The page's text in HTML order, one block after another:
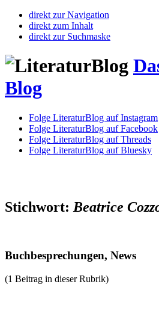
direkt zur Navigation
direkt zum Inhalt
direkt zur Suchmaske
Blog
Folge LiteraturBlog auf Instagram
Folge LiteraturBlog auf Facebook
Folge LiteraturBlog auf Threads
Folge LiteraturBlog auf Bluesky
Stichwort: Beatrice
Buchbesprechungen, News
(1 Beitrag in dieser Rubrik)